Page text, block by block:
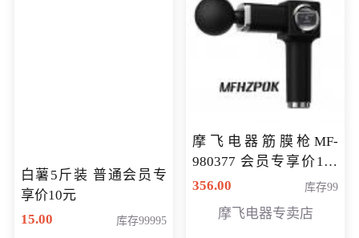
白薯5斤装 普通会员专
享价10元
15.00
库存99995
摩飞电器筋膜枪MF-
980377 会员专享价199
元
356.00 库存99
摩飞电器专卖店